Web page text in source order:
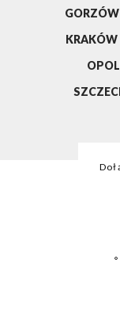
KRAKÓW
Centrum
Naziemna